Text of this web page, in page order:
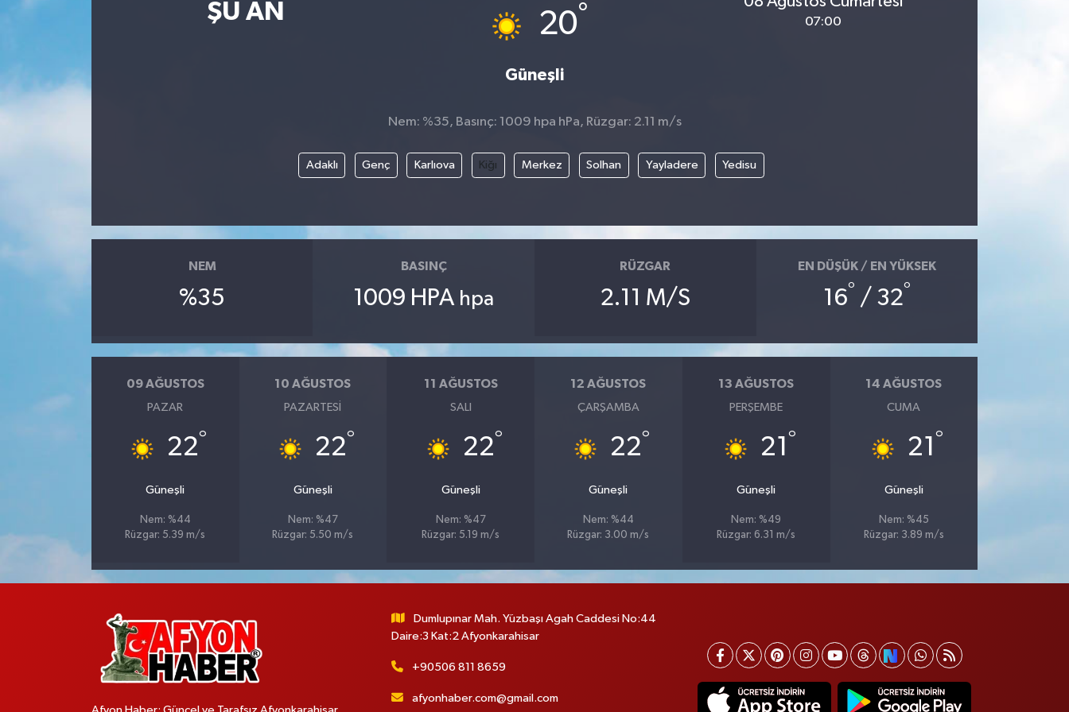
ŞU AN 20°
Güneşli
07:00
Nem: %35, Basınç: 1009 hpa hPa, Rüzgar: 2.11 m/s
Adaklı Genç Karlıova Kiğı Merkez Solhan Yayladere Yedisu
NEM
%35
BASINÇ
1009 HPA hpa
RÜZGAR
2.11 M/S
EN DÜŞÜK / EN YÜKSEK
16° / 32°
09 AĞUSTOS
PAZAR
22°
Güneşli
Nem: %44
Rüzgar: 5.39 m/s
10 AĞUSTOS
PAZARTESI
22°
Güneşli
Nem: %47
Rüzgar: 5.50 m/s
11 AĞUSTOS
SALI
22°
Güneşli
Nem: %47
Rüzgar: 5.19 m/s
12 AĞUSTOS
ÇARŞAMBA
22°
Güneşli
Nem: %44
Rüzgar: 3.00 m/s
13 AĞUSTOS
PERŞEMBE
21 °
Güneşli
Nem: %49
Rüzgar: 6.31 m/s
14 AĞUSTOS
CUMA
21 °
Güneşli
Nem: %45
Rüzgar: 3.89 m/s
Dumlupınar Mah. Yüzbaşı Agah Caddesi No:44
Daire:3 Kat:2 Afyonkarahisar
+90506 811 8659
afyonhaber.com@gmail.com
Etkinlikler